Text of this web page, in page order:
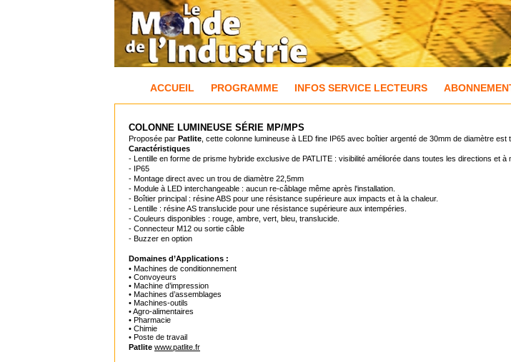
ACCUEIL PROGRAMME INFOS SERVICE LECTEURS
COLONNE LUMINEUSE SÉRIE MP/MPS
Proposée par Patlite , cette colonne lumineuse à LED fine IP65 avec boîtier argenté de 30mm de diamètre
Caractéristiques
- Lentille en forme de prisme hybride exclusive de PATLITE : visibilité améliorée dans toutes les directions et à
- IP65
- Montage direct avec un trou de diamètre 22,5mm
- Module à LED interchangeable : aucun re-câblage même après l'installation.
- Boîtier principal : résine ABS pour une résistance supérieure aux impacts et à la chaleur.
- Lentille : résine AS translucide pour une résistance supérieure aux intempéries.
- Couleurs disponibles : rouge, ambre, vert, bleu, translucide.
- Connecteur M12 ou sortie câble
- Buzzer en option
Domaines d’Applications :
• Machines de conditionnement
• Convoyeurs
• Machine d’impression
• Machines d’assemblages
• Machines-outils
• Agro-alimentaires
• Pharmacie
• Chimie
• Poste de travail
Patlite www.patlite.fr